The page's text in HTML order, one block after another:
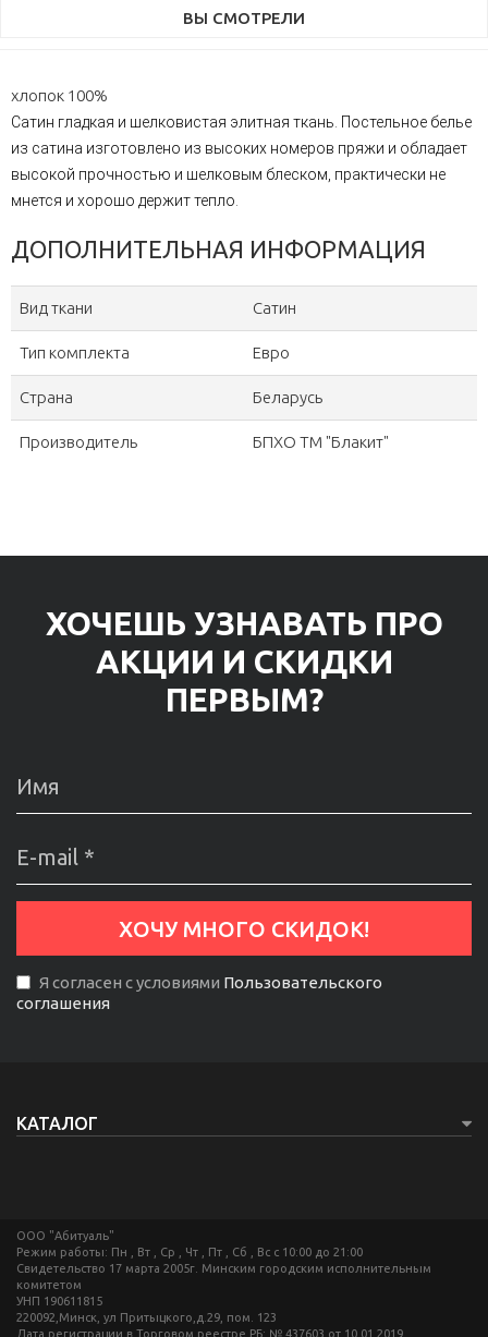
ВЫ СМОТРЕЛИ
хлопок 100%
Сатин гладкая и шелковистая элитная ткань. Постельное белье
из сатина изготовлено из высоких номеров пряжи и обладает
высокой прочностью и шелковым блеском, практически не
мнется и хорошо держит тепло.
ДОПОЛНИТЕЛЬНАЯ ИНФОРМАЦИЯ
Вид ткани Сатин
Тип комплекта Евро
Страна Беларусь
Производитель БПХО ТМ "Блакит"
ХОЧЕШЬ УЗНАВАТЬ ПРО
АКЦИИ И СКИДКИ
ПЕРВЫМ?
Я согласен с условиями Пользовательского
соглашения
КАТАЛОГ
ООО "Абитуаль"
Режим работы: Пн , Вт , Ср , Чт , Пт , Сб , Вс c 10:00 до 21:00
Свидетельство 17 марта 2005г. Минским городским исполнительным
комитетом
УНП 190611815
220092,Минск, ул Притыцкого,д.29, пом. 123
Дата регистрации в Торговом реестре РБ: № 437603 от 10.01.2019